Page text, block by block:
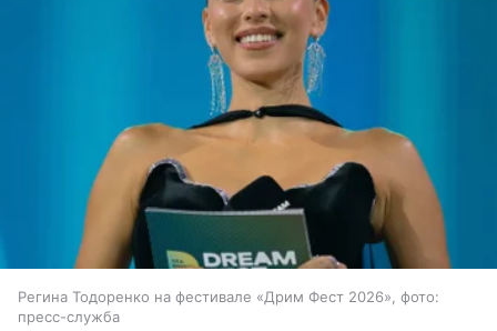
Регина Тодоренко на фестивале «Дрим Фест 2026», фото:
пресс-служба